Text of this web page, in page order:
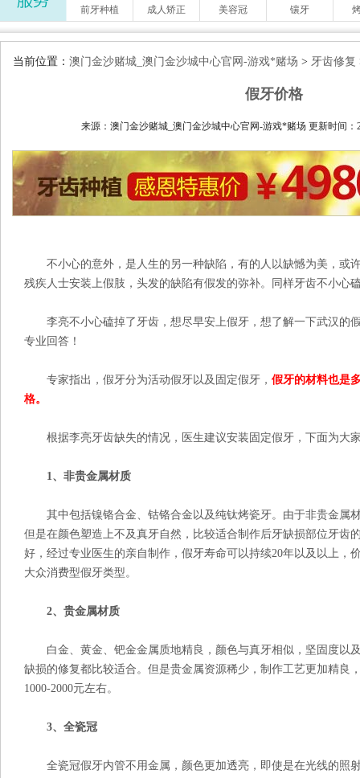
前牙种植 成人矫正 美容冠 镶牙
当前位置： 澳门金沙赌城_澳门金沙城中心官网-游戏*赌场 > 牙齿修复
假牙价格
来源：澳门金沙赌城_澳门金沙城中心官网-游戏*赌场 更新时间：
不小心的意外，是人生的另一种缺陷，有的人以缺憾为美，或
残疾人士安装上假肢，头发的缺陷有假发的弥补。同样牙齿不小心
李亮不小心磕掉了牙齿，想尽早安上假牙，想了解一下武汉的
专业回答！
专家指出，假牙分为活动假牙以及固定假牙， 假牙的材料也是
格。
根据李亮牙齿缺失的情况，医生建议安装固定假牙，下面为大
1、非贵金属材质
其中包括镍铬合金、钴铬合金以及纯钛烤瓷牙。由于非贵金属
但是在颜色塑造上不及真牙自然，比较适合制作后牙缺损部位牙齿
好，经过专业医生的亲自制作，假牙寿命可以持续20年以及以上，
大众消费型假牙类型。
2、贵金属材质
白金、黄金、钯金金属质地精良，颜色与真牙相似，坚固度以
缺损的修复都比较适合。但是贵金属资源稀少，制作工艺更加精良
1000-2000元左右。
3、全瓷冠
全瓷冠假牙内管不用金属，颜色更加透亮，即使是在光线的照